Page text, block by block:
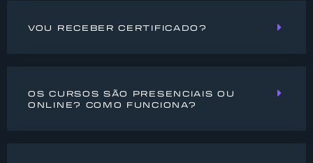
VOU RECEBER CERTIFICADO?
OS CURSOS SÃO PRESENCIAIS OU
ONLINE? COMO FUNCIONA?